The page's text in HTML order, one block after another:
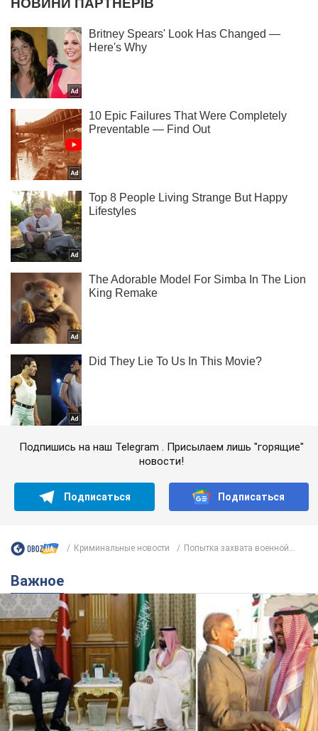
Подпишись на наш Telegram . Присылаем лишь "горящие"
новости!
Подписаться Подписаться
Криминальные новости Попытка захвата военной...
Важное